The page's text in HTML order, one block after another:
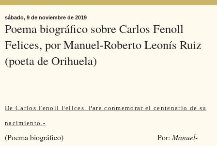
sábado, 9 de noviembre de 2019
Poema biográfico sobre Carlos Fenoll
Felices, por Manuel-Roberto Leonís Ruiz
(poeta de Orihuela)
De Carlos Fenoll Felices. Para conmemorar el centenario de su
nacimiento.-
(Poema biográfico) Por: Manuel-